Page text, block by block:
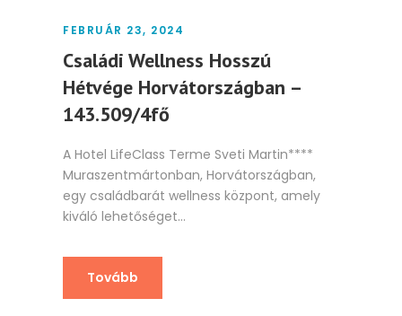
FEBRUÁR 23, 2024
Családi Wellness Hosszú
Hétvége Horvátországban –
143.509/4fő
A Hotel LifeClass Terme Sveti Martin****
Muraszentmártonban, Horvátországban,
egy családbarát wellness központ, amely
kiváló lehetőséget...
Tovább